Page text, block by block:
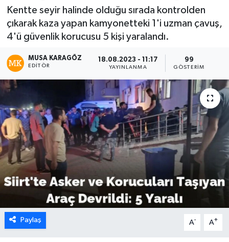
Kentte seyir halinde olduğu sırada kontrolden
çıkarak kaza yapan kamyonetteki 1'i uzman çavuş,
4'ü güvenlik korucusu 5 kişi yaralandı.
MUSA KARAGÖZ
EDITÖR
18.08.2023 - 11:17
YAYINLANMA
99
GÖSTERIM
Paylaş A- A+
Tüm Manşetler
Son Dakika Haberleri
Haber Arşivi